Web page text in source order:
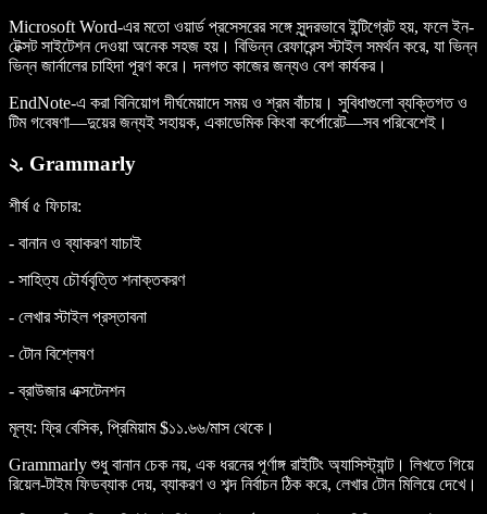
Microsoft Word-এর মতো ওয়ার্ড প্রসেসরের সঙ্গে সুন্দরভাবে ইন্টিগ্রেট হয়, ফলে ইন-
টেক্সট সাইটেশন দেওয়া অনেক সহজ হয়। বিভিন্ন রেফারেন্স স্টাইল সমর্থন করে, যা ভিন্ন
ভিন্ন জার্নালের চাহিদা পূরণ করে। দলগত কাজের জন্যও বেশ কার্যকর।
EndNote-এ করা বিনিয়োগ দীর্ঘমেয়াদে সময় ও শ্রম বাঁচায়। সুবিধাগুলো ব্যক্তিগত ও
টিম গবেষণা—দুয়ের জন্যই সহায়ক, একাডেমিক কিংবা কর্পোরেট—সব পরিবেশেই।
২. Grammarly
শীর্ষ ৫ ফিচার:
- বানান ও ব্যাকরণ যাচাই
- সাহিত্য চৌর্যবৃত্তি শনাক্তকরণ
- লেখার স্টাইল প্রস্তাবনা
- টোন বিশ্লেষণ
- ব্রাউজার এক্সটেনশন
মূল্য: ফ্রি বেসিক, প্রিমিয়াম $১১.৬৬/মাস থেকে।
Grammarly শুধু বানান চেক নয়, এক ধরনের পূর্ণাঙ্গ রাইটিং অ্যাসিস্ট্যান্ট। লিখতে গিয়ে
রিয়েল-টাইম ফিডব্যাক দেয়, ব্যাকরণ ও শব্দ নির্বাচন ঠিক করে, লেখার টোন মিলিয়ে দেখে।